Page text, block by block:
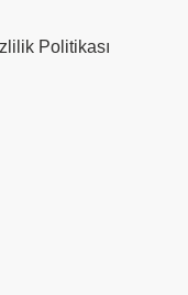
Politikası